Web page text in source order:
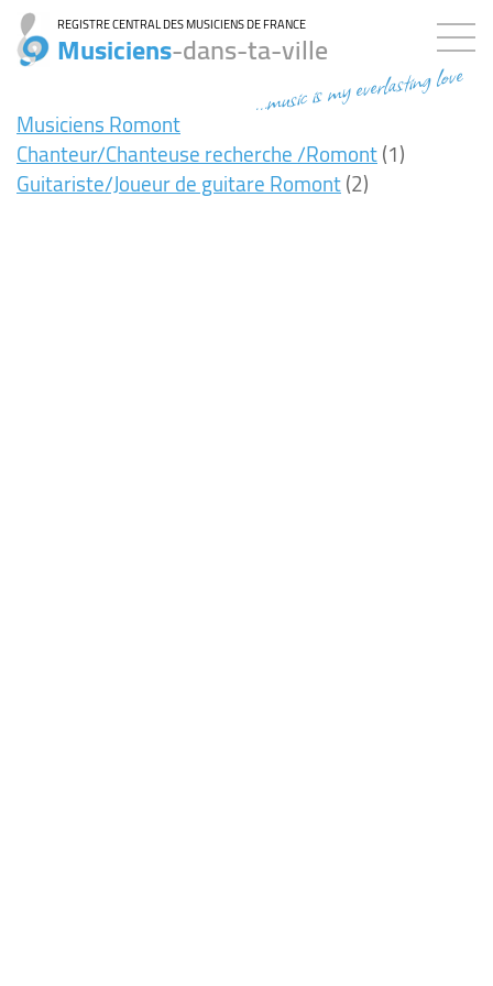
REGISTRE CENTRAL DES MUSICIENS DE FRANCE
Musiciens-dans-ta-ville
...music is my everlasting love
Musiciens Romont
Chanteur/Chanteuse recherche /Romont(1)
Guitariste/Joueur de guitare Romont(2)